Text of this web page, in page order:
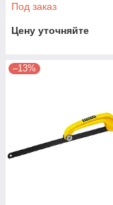
Под заказ
Цену уточняйте
–13%